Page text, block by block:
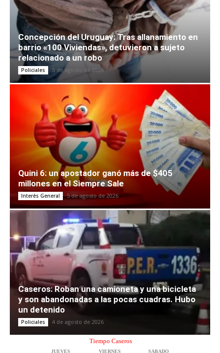
Concepción del Uruguay: Tras allanamiento en
barrio «100 Viviendas», detuvieron a sujeto
relacionado a un robo
Policiales 5 de agosto de 2026
Quini 6: un apostador ganó más de $405
millones en el Siempre Sale
Interés General 5 de agosto de 2026
Caseros: Roban una camioneta y una bicicleta
y son abandonadas a las pocas cuadras. Hubo
un detenido
Policiales 4 de agosto de 2026